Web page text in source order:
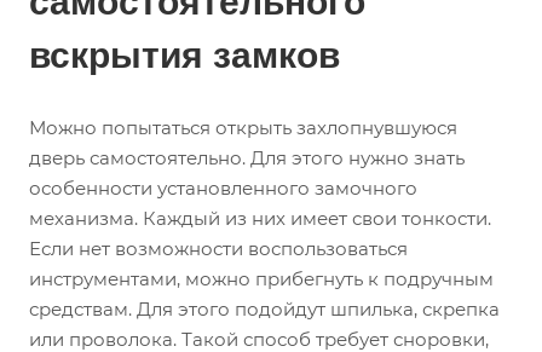
вскрытия замков
Можно попытаться открыть захлопнувшуюся
дверь самостоятельно. Для этого нужно знать
особенности установленного замочного
механизма. Каждый из них имеет свои тонкости.
Если нет возможности воспользоваться
инструментами, можно прибегнуть к подручным
средствам. Для этого подойдут шпилька, скрепка
или проволока. Такой способ требует сноровки,